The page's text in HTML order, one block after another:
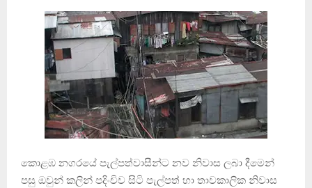
කොළඹ නගරයේ පැල්පත්වාසීන්ට නව නිවාස ලබා දීමෙන්
පසු ඔවුන් කලින් පදිංචිව සිටි පැල්පත් හා තාවකාලික නිවාස